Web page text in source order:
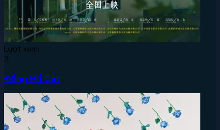
Lượt xem:
3
Đồng Hồ Cát